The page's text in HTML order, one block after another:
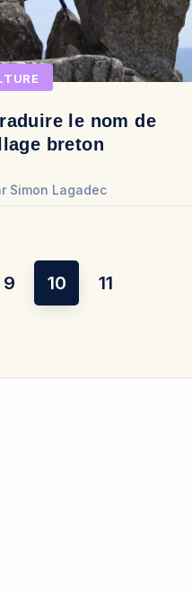
le nom de
breton
Simon Lagadec
9 10 11